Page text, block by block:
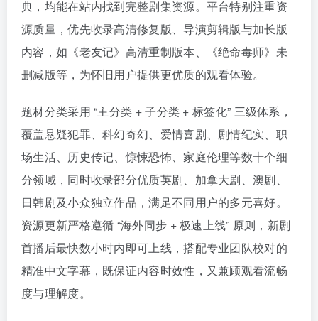
典，均能在站内找到完整剧集资源。平台特别注重资
源质量，优先收录高清修复版、导演剪辑版与加长版
内容，如《老友记》高清重制版本、《绝命毒师》未
删减版等，为怀旧用户提供更优质的观看体验。
题材分类采用 “主分类 + 子分类 + 标签化” 三级体系，
覆盖悬疑犯罪、科幻奇幻、爱情喜剧、剧情纪实、职
场生活、历史传记、惊悚恐怖、家庭伦理等数十个细
分领域，同时收录部分优质英剧、加拿大剧、澳剧、
日韩剧及小众独立作品，满足不同用户的多元喜好。
资源更新严格遵循 “海外同步 + 极速上线” 原则，新剧
首播后最快数小时内即可上线，搭配专业团队校对的
精准中文字幕，既保证内容时效性，又兼顾观看流畅
度与理解度。